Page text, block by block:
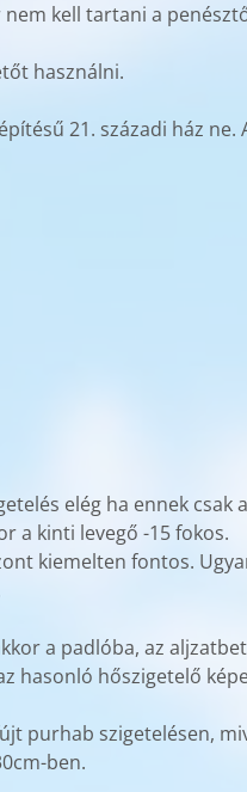
kell tartani a
használni.
21. századi ház ne.
elég ha ennek csak
a kinti levegő -15 fokos.
kiemelten fontos.
a padlóba, az
hasonló hőszigetelő
purhab szigetelésen,
ben.